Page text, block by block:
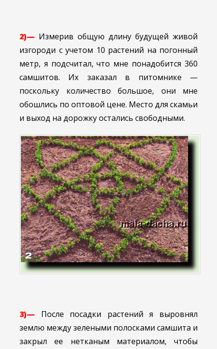
2)— Измерив общую длину будущей живой
изгороди с учетом 10 растений на погонный
метр, я подсчитал, что мне понадобится 360
самшитов. Их заказал в питомнике —
поскольку количество большое, они мне
обошлись по оптовой цене. Место для скамьи
и выход на дорожку остались свободными.
3)—
После посадки растений я выровнял
землю между зелеными полосками самшита и
закрыл ее нетканым материалом, чтобы